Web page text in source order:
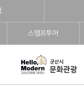
스탬프투어